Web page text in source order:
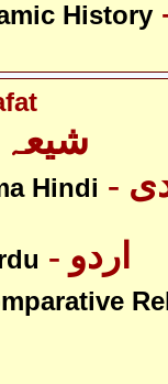
History
Hindi
- اردو